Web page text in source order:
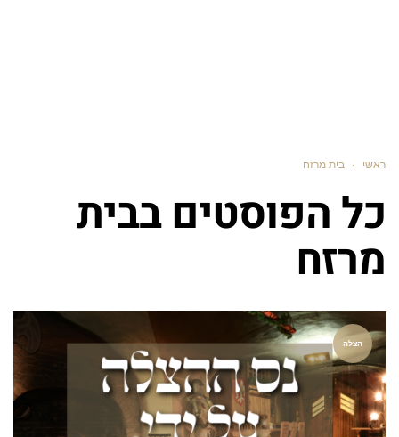
ראשי › בית מרזח
כל הפוסטים בבית
מרזח
הצלה